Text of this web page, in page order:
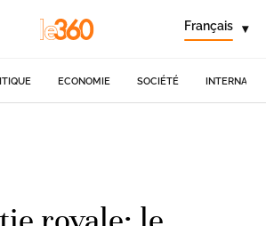
Français ▾
ECONOMIE SOCIÉTÉ